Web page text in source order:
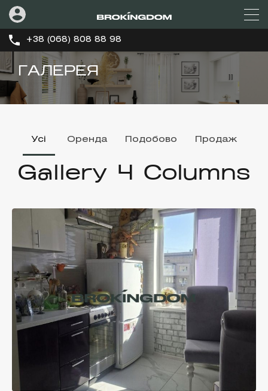
+38 (068) 808 88 98
ГАЛЕРЕЯ
Gallery 4 Columns
Усі Оренда Подобово Продаж